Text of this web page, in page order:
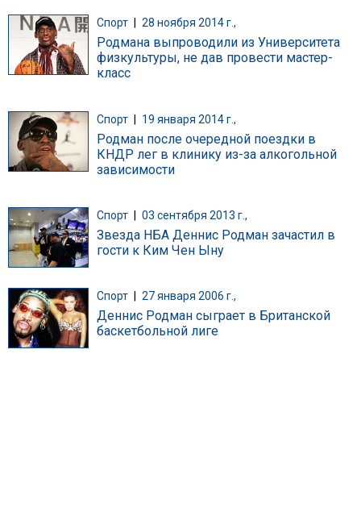
Спорт 28 ноября 2014 г.,
Родмана выпроводили из Университета
физкультуры, не дав провести мастер-
класс
Спорт 19 января 2014 г.,
Родман после очередной поездки в
КНДР лег в клинику из-за алкогольной
зависимости
Спорт 03 сентября 2013 г.,
Звезда НБА Деннис Родман зачастил в
гости к Ким Чен Ыну
Спорт 27 января 2006 г.,
Деннис Родман сыграет в Британской
баскетбольной лиге